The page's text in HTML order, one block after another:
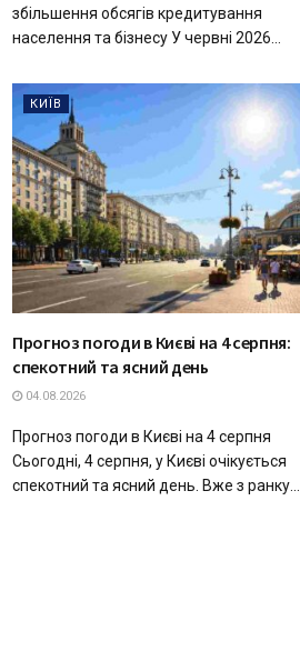
збільшення обсягів кредитування
населення та бізнесу У червні 2026...
КИЇВ
Прогноз погоди в Києві на 4 серпня:
спекотний та ясний день
04.08.2026
Прогноз погоди в Києві на 4 серпня
Сьогодні, 4 серпня, у Києві очікується
спекотний та ясний день. Вже з ранку...